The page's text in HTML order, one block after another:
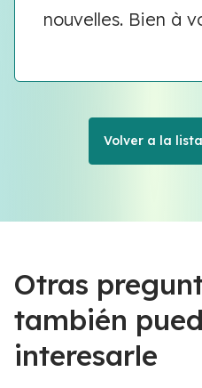
nouvelles. Bien à
Volver a la
Otras
también
interesarle